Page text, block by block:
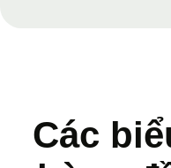
Các